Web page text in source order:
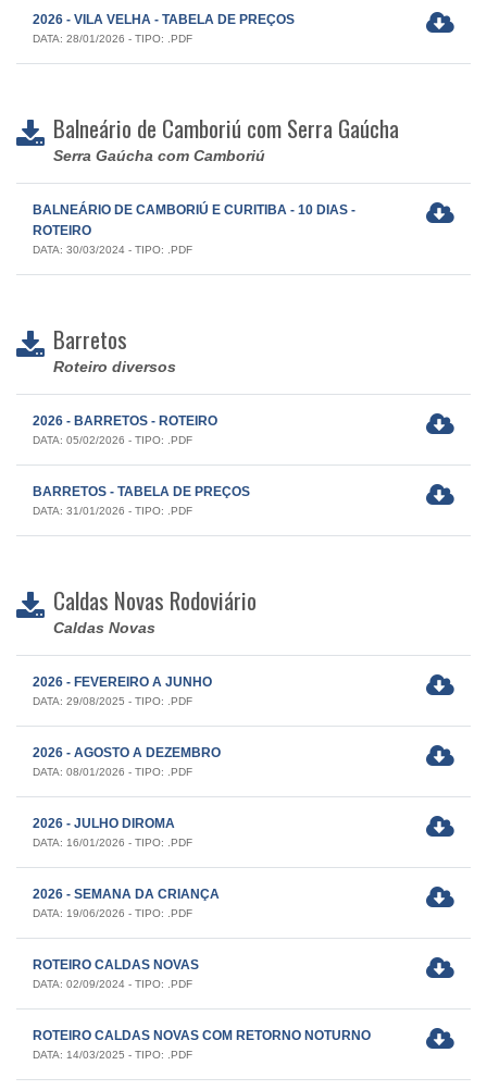
2026 - VILA VELHA - TABELA DE PREÇOS
DATA: 28/01/2026 - TIPO: .PDF
Balneário de Camboriú com Serra Gaúcha
Serra Gaúcha com Camboriú
BALNEÁRIO DE CAMBORIÚ E CURITIBA - 10 DIAS -
ROTEIRO
DATA: 30/03/2024 - TIPO: .PDF
Barretos
Roteiro diversos
2026 - BARRETOS - ROTEIRO
DATA: 05/02/2026 - TIPO: .PDF
BARRETOS - TABELA DE PREÇOS
DATA: 31/01/2026 - TIPO: .PDF
Caldas Novas Rodoviário
Caldas Novas
2026 - FEVEREIRO A JUNHO
DATA: 29/08/2025 - TIPO: .PDF
2026 - AGOSTO A DEZEMBRO
DATA: 08/01/2026 - TIPO: .PDF
2026 - JULHO DIROMA
DATA: 16/01/2026 - TIPO: .PDF
2026 - SEMANA DA CRIANÇA
DATA: 19/06/2026 - TIPO: .PDF
ROTEIRO CALDAS NOVAS
DATA: 02/09/2024 - TIPO: .PDF
ROTEIRO CALDAS NOVAS COM RETORNO NOTURNO
DATA: 14/03/2025 - TIPO: .PDF